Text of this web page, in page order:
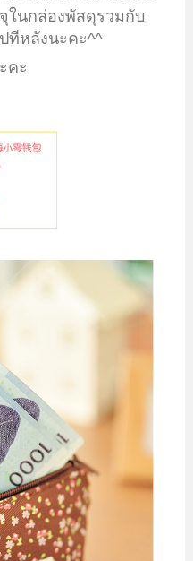
ในกล่องพัสดุรวมกับ
ทีหลังนะคะ^^
คะ